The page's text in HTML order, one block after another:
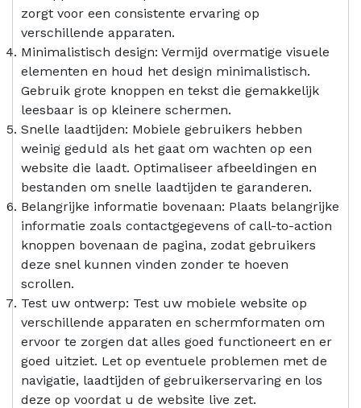
zorgt voor een consistente ervaring op
verschillende apparaten.
Minimalistisch design: Vermijd overmatige visuele
elementen en houd het design minimalistisch.
Gebruik grote knoppen en tekst die gemakkelijk
leesbaar is op kleinere schermen.
Snelle laadtijden: Mobiele gebruikers hebben
weinig geduld als het gaat om wachten op een
website die laadt. Optimaliseer afbeeldingen en
bestanden om snelle laadtijden te garanderen.
Belangrijke informatie bovenaan: Plaats belangrijke
informatie zoals contactgegevens of call-to-action
knoppen bovenaan de pagina, zodat gebruikers
deze snel kunnen vinden zonder te hoeven
scrollen.
Test uw ontwerp: Test uw mobiele website op
verschillende apparaten en schermformaten om
ervoor te zorgen dat alles goed functioneert en er
goed uitziet. Let op eventuele problemen met de
navigatie, laadtijden of gebruikerservaring en los
deze op voordat u de website live zet.